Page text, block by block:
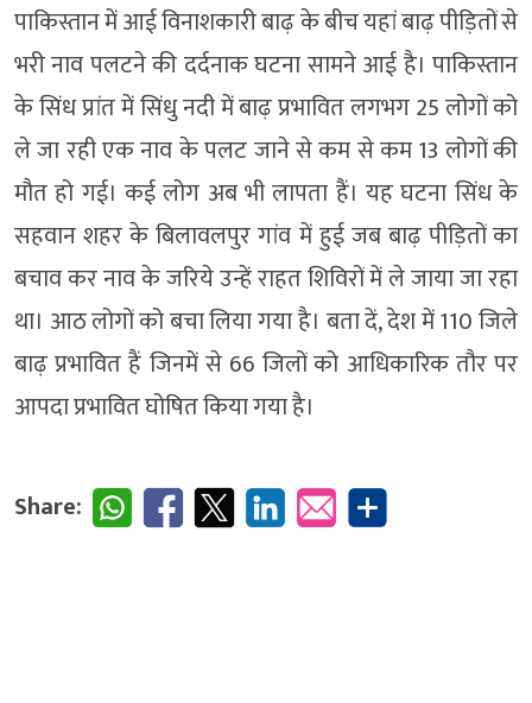
पाकिस्तान में आई विनाशकारी बाढ़ के बीच यहां बाढ़ पीड़ितों से
भरी नाव पलटने की दर्दनाक घटना सामने आई है। पाकिस्तान
के सिंध प्रांत में सिंधु नदी में बाढ़ प्रभावित लगभग 25 लोगों को
ले जा रही एक नाव के पलट जाने से कम से कम 13 लोगों की
मौत हो गई। कई लोग अब भी लापता हैं। यह घटना सिंध के
सहवान शहर के बिलावलपुर गांव में हुई जब बाढ़ पीड़ितों का
बचाव कर नाव के जरिये उन्हें राहत शिविरों में ले जाया जा रहा
था। आठ लोगों को बचा लिया गया है। बता दें, देश में 110 जिले
बाढ़ प्रभावित हैं जिनमें से 66 जिलों को आधिकारिक तौर पर
आपदा प्रभावित घोषित किया गया है।
Share: